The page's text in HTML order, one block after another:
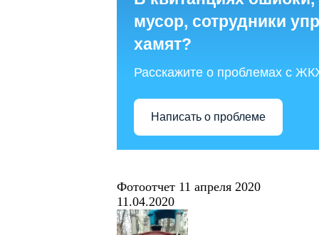
мусор, сотрудники
хамят?
Расскажите о проблемах с
Написать о проблеме
Фотоотчет 11 апреля 2020
11.04.2020